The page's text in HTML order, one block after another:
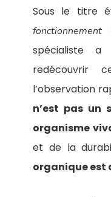
Sous le titre
spécialiste
redécouvrir
l’observation
n’est pas un
organisme
et de la
organique est